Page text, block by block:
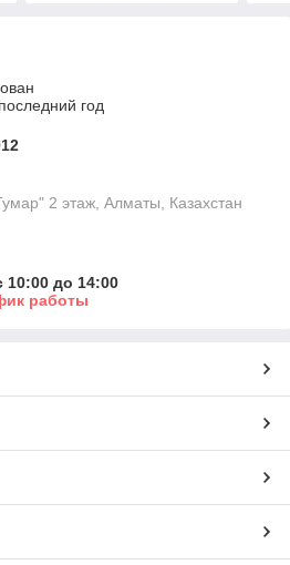
год
2 этаж, Алматы, Казахстан
10:00 до 14:00
работы